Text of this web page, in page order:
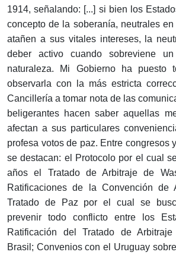
1914, señalando: [...] si bien los
concepto de la soberanía, neutrales
atañen a sus vitales intereses, la
deber activo cuando sobreviene
naturaleza. Mi Gobierno ha puesto
observarla con la más estricta
Cancillería a tomar nota de las
beligerantes hacen saber aquellas
afectan a sus particulares
profesa votos de paz. Entre congresos
se destacan: el Protocolo por el cual
años el Tratado de Arbitraje de
Ratificaciones de la Convención de
Tratado de Paz por el cual se
prevenir todo conflicto entre los
Ratificación del Tratado de
Brasil; Convenios con el Uruguay